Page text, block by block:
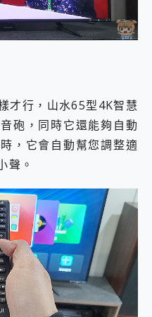
才行，山水65型4K智慧
砲，同時它還能夠自動
，它會自動幫您調整適
聲。